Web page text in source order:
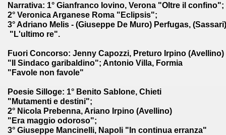
Narrativa: 1° Gianfranco Iovino, Verona "Oltre il confino";
2° Veronica Arganese Roma "Eclipsis";
3° Adriano Melis - (Giuseppe De Muro) Perfugas, (Sassari)
"L'ultimo re".
Fuori Concorso: Jenny Capozzi, Preturo Irpino (Avellino)
"Il Sindaco garibaldino"; Antonio Villa, Formia
"Favole non favole"
Poesie Silloge: 1° Benito Sablone, Chieti
"Mutamenti e destini";
2° Nicola Prebenna, Ariano Irpino (Avellino)
"Era maggio odoroso";
3° Giuseppe Mancinelli, Napoli "In continua erranza"